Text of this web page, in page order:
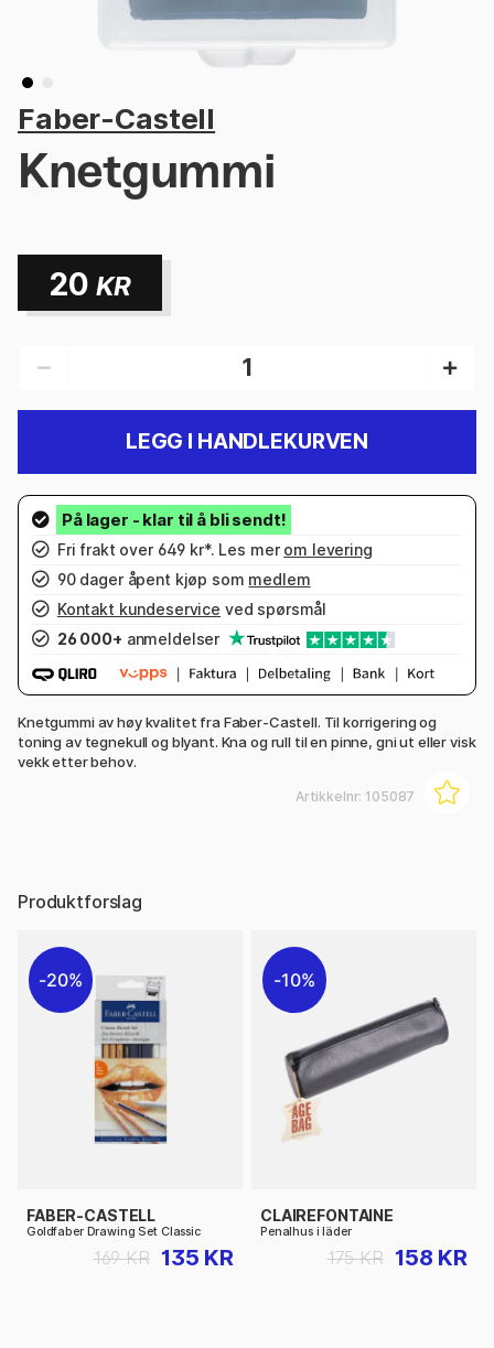
Faber-Castell
Knetgummi
20 KR
LEGG I HANDLEKURVEN
Fri frakt over 649 kr*. Les mer om levering
90 dager åpent kjøp som medlem
Kontakt kundeservice ved spørsmål
26 000+ anmeldelser
Knetgummi av høy kvalitet fra Faber-Castell. Til korrigering og
toning av tegnekull og blyant. Kna og rull til en pinne, gni ut eller visk
vekk etter behov.
Artikkelnr: 105087
Produktforslag
20%
FABER-CASTELL
Goldfaber Drawing Set Classic
135 KR
169 KR
10%
CLAIREFONTAINE
Penalhus i läder
158 KR
175 KR